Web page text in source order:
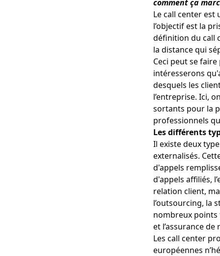
comment ça
Le call center est
l’objectif est la
définition du call
la distance qui
Ceci peut se
intéresserons
desquels les
l’entreprise. Ici,
sortants pour la
professionnels
Les différents
Il existe deux
externalisés.
d'appels
d'appels affiliés,
relation client,
l’outsourcing, la
nombreux points
et l’assurance
Les call center
européennes